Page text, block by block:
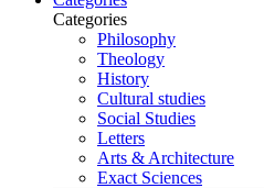
Categories
Philosophy
Theology
History
Cultural studies
Social Studies
Letters
Arts & Architecture
Exact Sciences